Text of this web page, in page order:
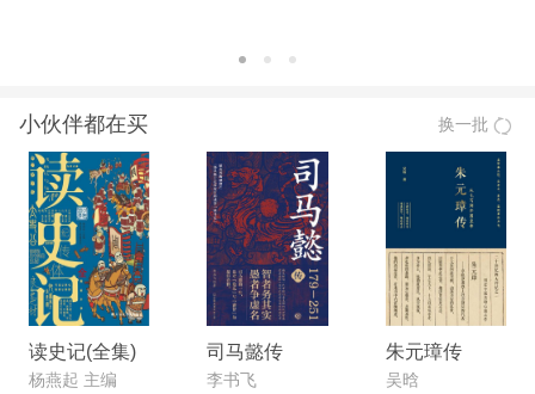
小伙伴都在买 换一批
读史记(全集)
杨燕起 主编
司马懿传
李书飞
朱元璋传
吴晗